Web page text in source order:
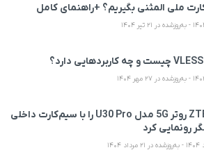
ملی المثنی بگیریم؟ +راهنمای کامل
شرکت ZTE روتر 5G مدل U30 Pro را با سیم‌کارت داخلی
رونمایی کرد